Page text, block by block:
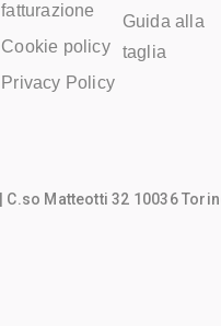
fatturazione
Cookie policy
Privacy Policy
Guida alla
taglia
| C.so Matteotti 32 10036